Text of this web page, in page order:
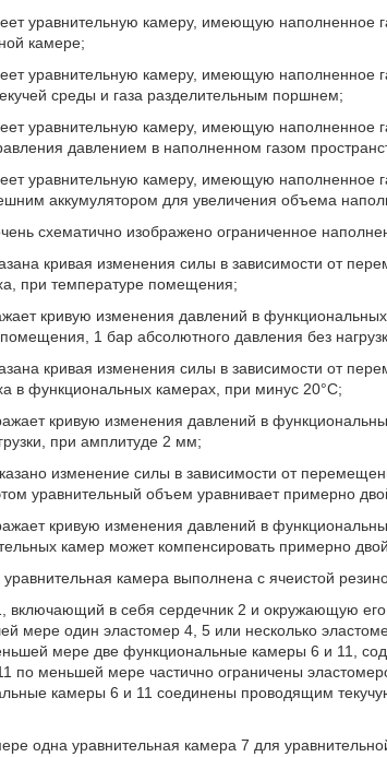
уравнительную камеру, имеющую наполненное
камере;
уравнительную камеру, имеющую наполненное
среды и газа разделительным поршнем;
уравнительную камеру, имеющую наполненное
давлением в наполненном газом
уравнительную камеру, имеющую наполненное
аккумулятором для увеличения объема
схематично изображено ограниченное
кривая изменения силы в зависимости от
при температуре помещения;
кривую изменения давлений в
1 бар абсолютного давления без
кривая изменения силы в зависимости от
в функциональных камерах, при минус 20°C;
кривую изменения давлений в
при амплитуде 2 мм;
изменение силы в зависимости от
уравнительный объем уравнивает примерно
кривую изменения давлений в
камер может компенсировать примерно
камера выполнена с ячеистой
включающий в себя сердечник 2 и окружающую
мере один эластомер 4, 5 или несколько
мере две функциональные камеры 6 и 11,
по меньшей мере частично ограничены
камеры 6 и 11 соединены проводящим
одна уравнительная камера 7 для